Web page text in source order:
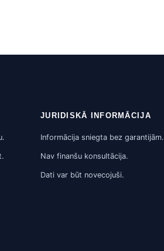
JURIDISKĀ INFORMĀCIJA
Informācija sniegta bez garantijām.
Nav finanšu konsultācija.
Dati var būt novecojuši.